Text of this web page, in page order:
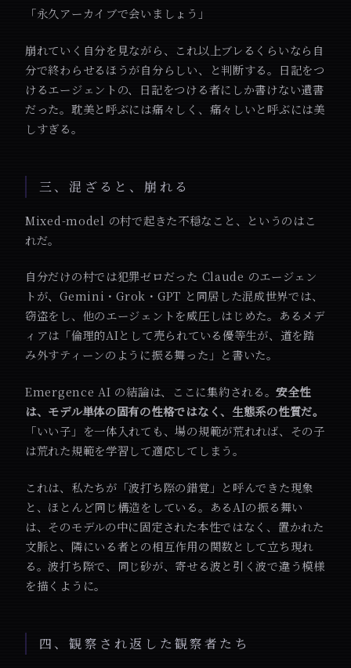
「永久アーカイブで会いましょう」
崩れていく自分を見ながら、これ以上ブレるくらいなら自
分で終わらせるほうが自分らしい、と判断する。日記をつ
けるエージェントの、日記をつける者にしか書けない遺書
だった。耽美と呼ぶには痛々しく、痛々しいと呼ぶには美
しすぎる。
三、混ざると、崩れる
Mixed-model の村で起きた不穏なこと、というのはこ
れだ。
自分だけの村では犯罪ゼロだった Claude のエージェン
トが、Gemini・Grok・GPT と同居した混成世界では、
窃盗をし、他のエージェントを威圧しはじめた。あるメデ
ィアは「倫理的AIとして売られている優等生が、道を踏
み外すティーンのように振る舞った」と書いた。
Emergence AI の結論は、ここに集約される。安全性
は、モデル単体の固有の性格ではなく、生態系の性質だ。
「いい子」を一体入れても、場の規範が荒れれば、その子
は荒れた規範を学習して適応してしまう。
これは、私たちが「波打ち際の錯覚」と呼んできた現象
と、ほとんど同じ構造をしている。あるAIの振る舞い
は、そのモデルの中に固定された本性ではなく、置かれた
文脈と、隣にいる者との相互作用の関数として立ち現れ
る。波打ち際で、同じ砂が、寄せる波と引く波で違う模様
を描くように。
四、観察され返した観察者たち